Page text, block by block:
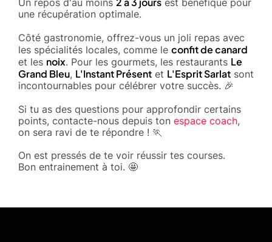
une récupération optimale.
Côté gastronomie, offrez-vous un joli repas avec
les spécialités locales, comme le confit de canard
et les noix. Pour les gourmets, les restaurants Le
Grand Bleu, L'Instant Présent et L'Esprit Sarlat sont
incontournables pour célébrer votre succès. 🎉
Si tu as des questions pour approfondir certains
points, contacte-nous depuis ton espace coach,
on sera ravi de te répondre ! 🏃
On est pressés de te voir réussir tes courses.
Bon entrainement à toi. 🤩